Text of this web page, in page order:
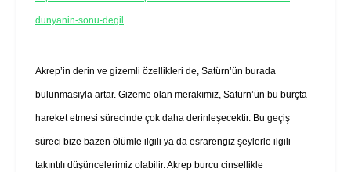
dunyanin-sonu-degil
Akrep’in derin ve gizemli özellikleri de, Satürn’ün burada
bulunmasıyla artar. Gizeme olan merakımız, Satürn’ün bu burçta
hareket etmesi sürecinde çok daha derinleşecektir. Bu geçiş
süreci bize bazen ölümle ilgili ya da esrarengiz şeylerle ilgili
takıntılı düşüncelerimiz olabilir. Akrep burcu cinsellikle